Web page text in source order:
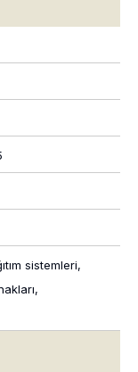
sistemleri,